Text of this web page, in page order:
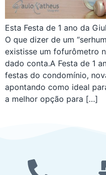
Esta Festa de 1 ano da
O que dizer de um
existisse um fofurômetro
dado conta.A Festa de 1
festas do condomínio,
apontando como ideal
a melhor opção para […]